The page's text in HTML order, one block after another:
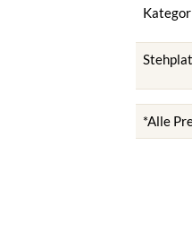
*Alle